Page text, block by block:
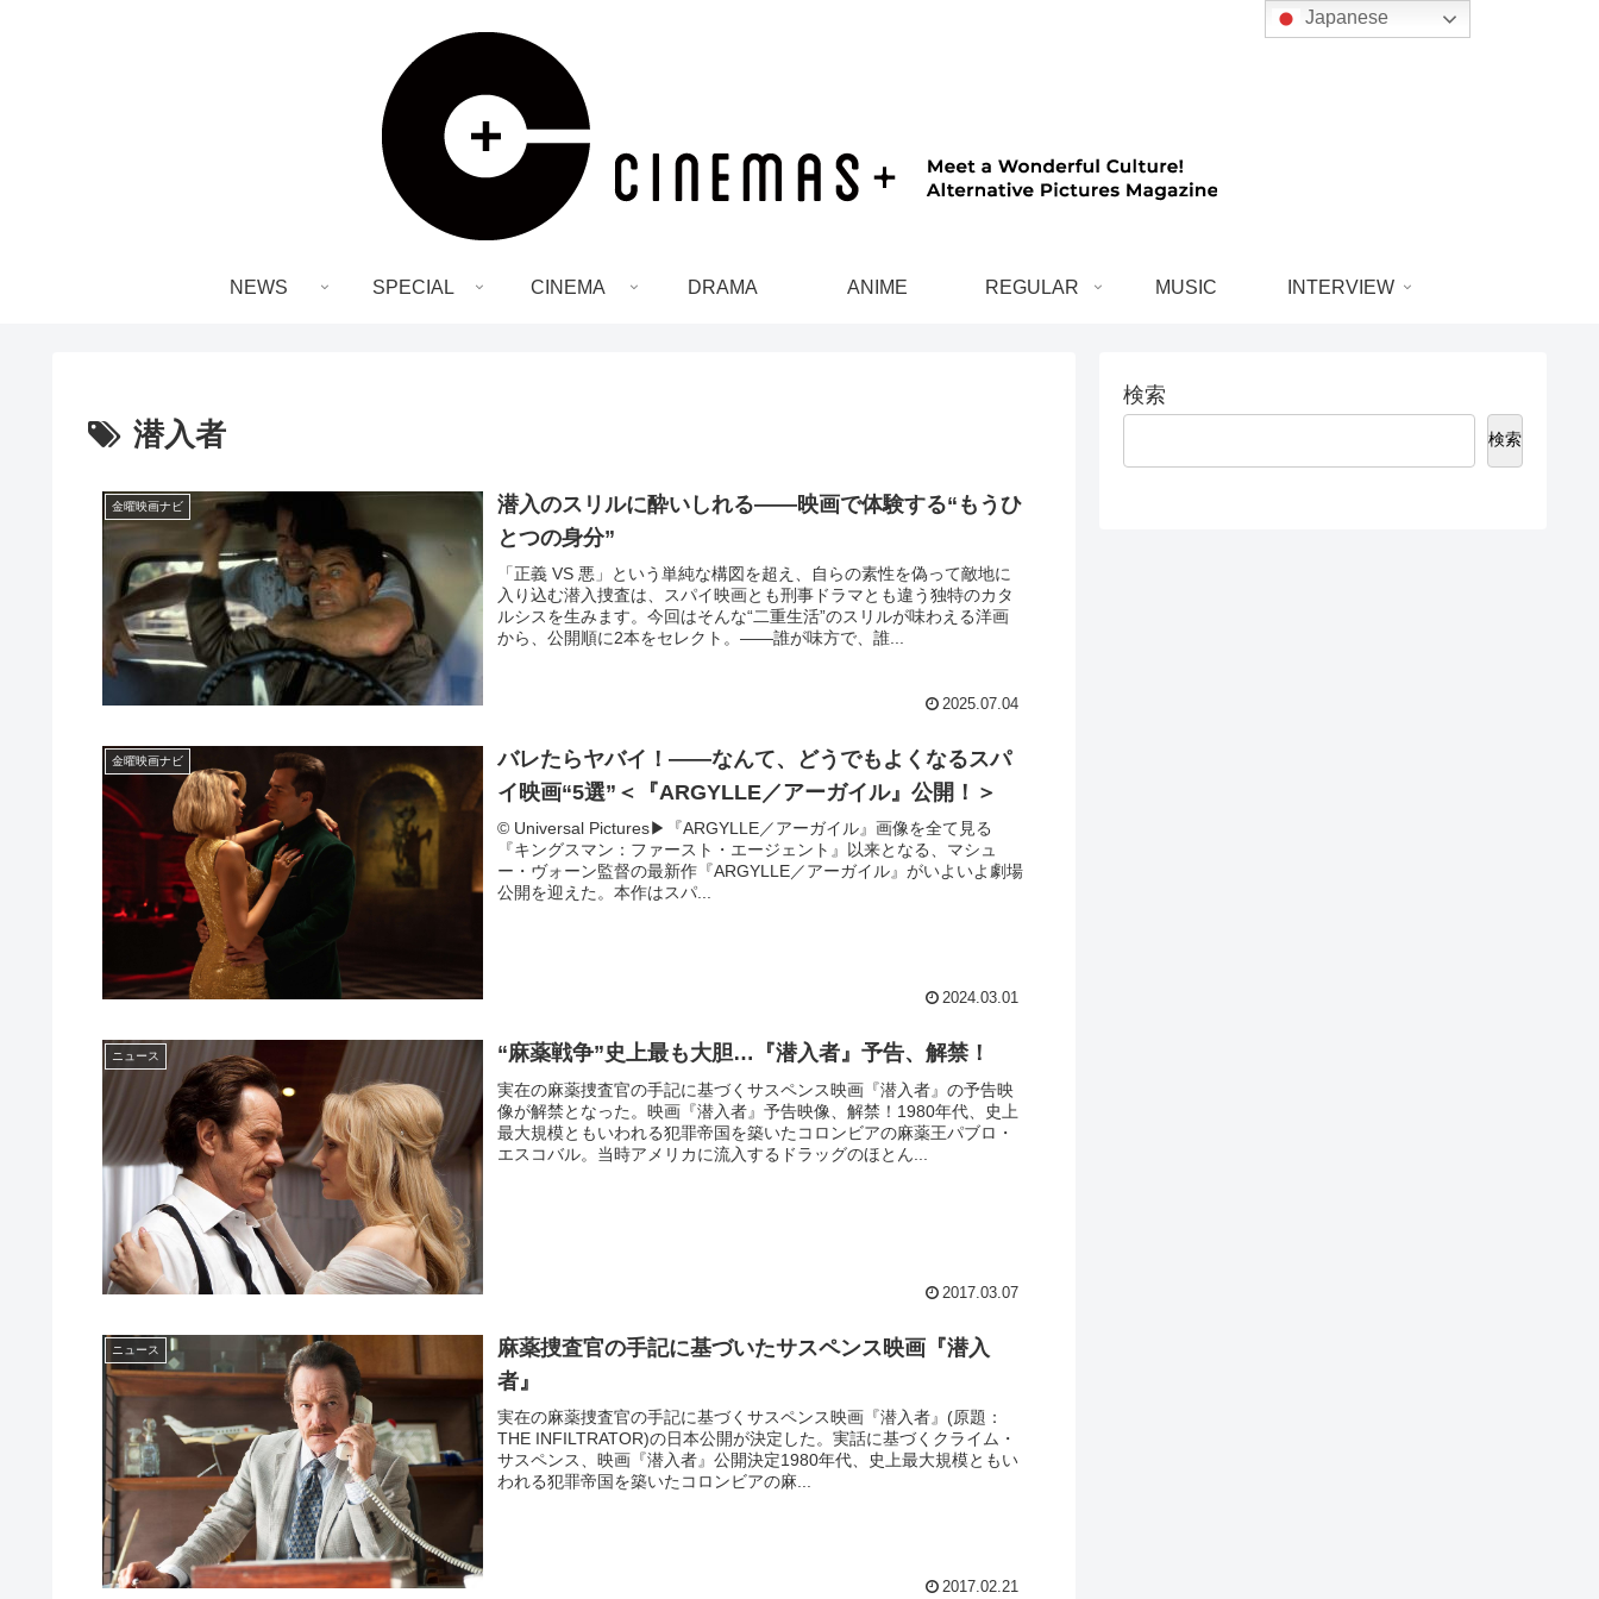
NEWS SPECIAL CINEMA DRAMA ANIME REGULAR MUSIC INTERVIEW
潜入者
金曜映画ナビ
潜入のスリルに酔いしれる――映画で体験する“もうひ
とつの身分”
「正義 VS 悪」という単純な構図を超え、自らの素性を偽って敵地に
入り込む潜入捜査は、スパイ映画とも刑事ドラマとも違う独特のカタ
ルシスを生みます。今回はそんな“二重生活”のスリルが味わえる洋画
から、公開順に2本をセレクト。――誰が味方で、誰...
2025.07.04
金曜映画ナビ
バレたらヤバイ！——なんて、どうでもよくなるスパ
イ映画“5選”＜『ARGYLLE／アーガイル』公開！＞
© Universal Pictures▶︎『ARGYLLE／アーガイル』画像を全て見る
『キングスマン：ファースト・エージェント』以来となる、マシュ
ー・ヴォーン監督の最新作『ARGYLLE／アーガイル』がいよいよ劇場
公開を迎えた。本作はスパ...
2024.03.01
ニュース “麻薬戦争”史上最も大胆…『潜入者』予告、解禁！
実在の麻薬捜査官の手記に基づくサスペンス映画『潜入者』の予告映
像が解禁となった。映画『潜入者』予告映像、解禁！1980年代、史上
最大規模ともいわれる犯罪帝国を築いたコロンビアの麻薬王パブロ・
エスコバル。当時アメリカに流入するドラッグのほとん...
2017.03.07
ニュース
麻薬捜査官の手記に基づいたサスペンス映画『潜入
者』
実在の麻薬捜査官の手記に基づくサスペンス映画『潜入者』(原題：
THE INFILTRATOR)の日本公開が決定した。実話に基づくクライム・
サスペンス、映画『潜入者』公開決定1980年代、史上最大規模ともい
われる犯罪帝国を築いたコロンビアの麻...
2017.02.21
検索
検索
Japanese